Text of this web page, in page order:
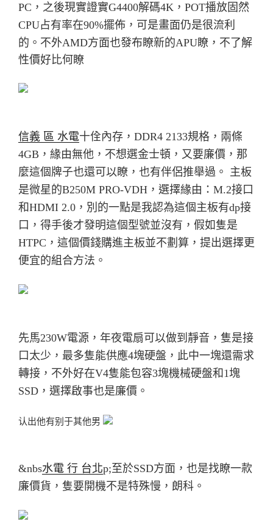
PC，之後現實證實G4400解碼4K，POT播放固然
CPU占有率在90%擺佈， 可是畫面仍是很流利
的。 不外AMD方面也發布瞭新的APU瞭，不了解
性價好比何瞭
信義 區 水電十佺內存，DDR4 2133規格，兩條
4GB，緣由無他，不想選金士頓，又要廉價， 那
麼這個牌子也還可以瞭，也有伴侶推舉過。 主板
是微星的B250M PRO-VDH，選擇緣由：M.2接口
和HDMI 2.0， 別的一點是我認為這個主板有dp接
口，得手後才發明這個型號並沒有， 假如隻是
HTPC，這個價錢購進主板並不劃算，提出選擇更
便宜的組合方法。
先馬230W電源，年夜電扇可以做到靜音，隻是接
口太少，最多隻能供應4塊硬盤， 此中一塊還需求
轉接，不外好在V4隻能包容3塊機械硬盤和1塊
SSD，選擇啟事也是廉價。
认出他有别于其他男
&nbs水電 行 台北p;至於SSD方面，也是找瞭一款
廉價貨，隻要開機不是特殊慢，朗科。